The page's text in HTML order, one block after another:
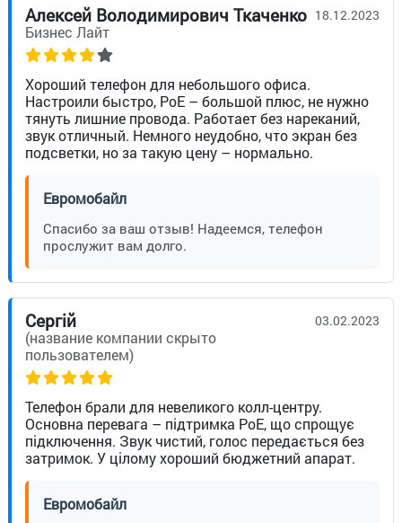
Алексей Володимирович Ткаченко
Бизнес Лайт
18.12.2023
Хороший телефон для небольшого офиса.
Настроили быстро, PoE – большой плюс, не нужно
тянуть лишние провода. Работает без нареканий,
звук отличный. Немного неудобно, что экран без
подсветки, но за такую цену – нормально.
Евромобайл
Спасибо за ваш отзыв! Надеемся, телефон
прослужит вам долго.
Сергій
(название компании скрыто
пользователем)
03.02.2023
Телефон брали для невеликого колл-центру.
Основна перевага – підтримка PoE, що спрощує
підключення. Звук чистий, голос передається без
затримок. У цілому хороший бюджетний апарат.
Евромобайл